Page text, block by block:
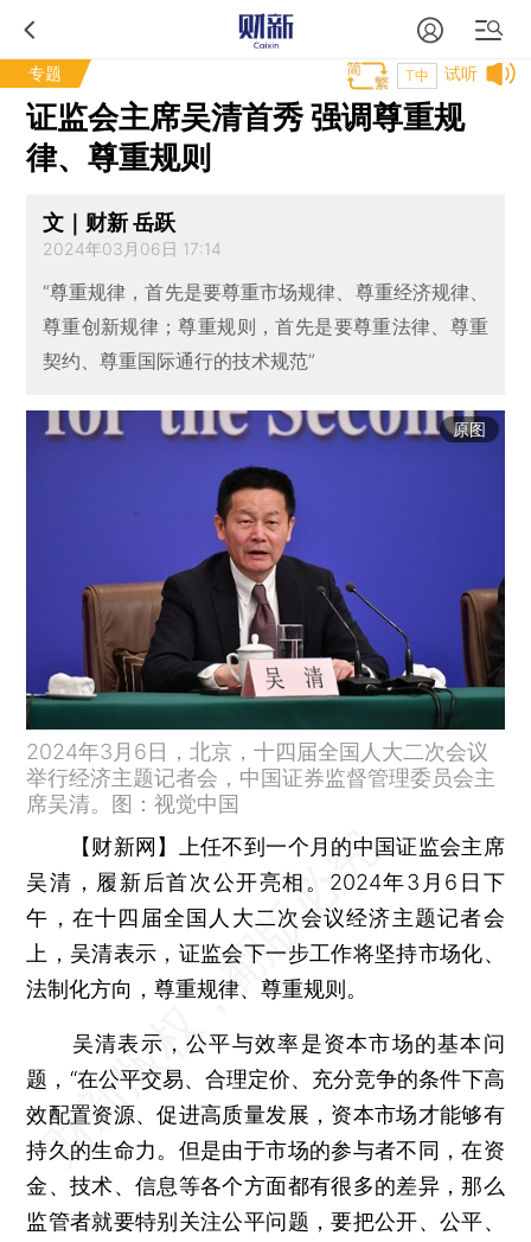
专题 试听
T中
证监会主席吴清首秀 强调尊重规
律、尊重规则
文｜财新 岳跃
2024年03月06日 17:14
“尊重规律，首先是要尊重市场规律、尊重经济规律、
尊重创新规律；尊重规则，首先是要尊重法律、尊重
契约、尊重国际通行的技术规范”
原图
2024年3月6日，北京，十四届全国人大二次会议
举行经济主题记者会，中国证券监督管理委员会主
席吴清。图：视觉中国
【财新网】
上任不到一个月的中国证监会主席
吴清，履新后首次公开亮相。2024年3月6日下
午，在十四届全国人大二次会议经济主题记者会
上，吴清表示，证监会下一步工作将坚持市场化、
法制化方向，尊重规律、尊重规则。
吴清表示，公平与效率是资本市场的基本问
题，“在公平交易、合理定价、充分竞争的条件下高
效配置资源、促进高质量发展，资本市场才能够有
持久的生命力。但是由于市场的参与者不同，在资
金、技术、信息等各个方面都有很多的差异，那么
监管者就要特别关注公平问题，要把公开、公平、